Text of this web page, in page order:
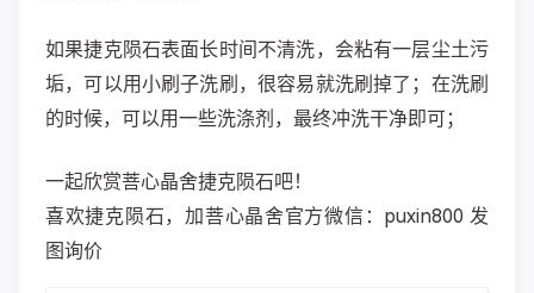
如果捷克陨石表面长时间不清洗，会粘有一层尘土污
垢，可以用小刷子洗刷，很容易就洗刷掉了；在洗刷
的时候，可以用一些洗涤剂，最终冲洗干净即可；
一起欣赏菩心晶舍捷克陨石吧！
喜欢捷克陨石，加菩心晶舍官方微信：puxin800 发
图询价